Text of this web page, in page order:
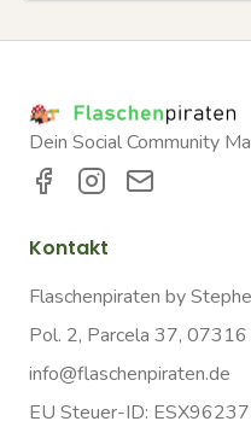
Dein Social Community
Kontakt
Flaschenpiraten by
Pol. 2, Parcela 37, 07316
info@flaschenpiraten.de
EU Steuer-ID: